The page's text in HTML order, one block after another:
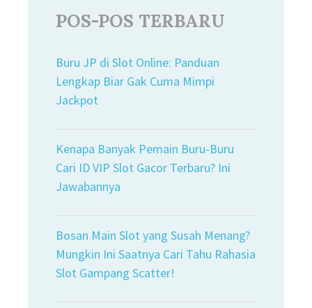
POS-POS TERBARU
Buru JP di Slot Online: Panduan
Lengkap Biar Gak Cuma Mimpi
Jackpot
Kenapa Banyak Pemain Buru-Buru
Cari ID VIP Slot Gacor Terbaru? Ini
Jawabannya
Bosan Main Slot yang Susah Menang?
Mungkin Ini Saatnya Cari Tahu Rahasia
Slot Gampang Scatter!